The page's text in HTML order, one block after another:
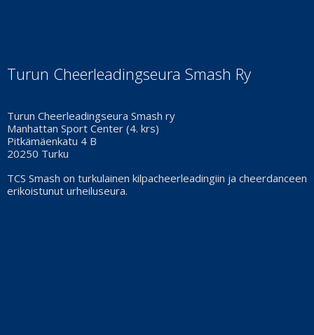
Turun Cheerleadingseura Smash Ry
Turun Cheerleadingseura Smash ry
Manhattan Sport Center (4. krs)
Pitkämäenkatu 4 B
20250 Turku
TCS Smash on turkulainen kilpacheerleadingiin ja cheerdanceen
erikoistunut urheiluseura.